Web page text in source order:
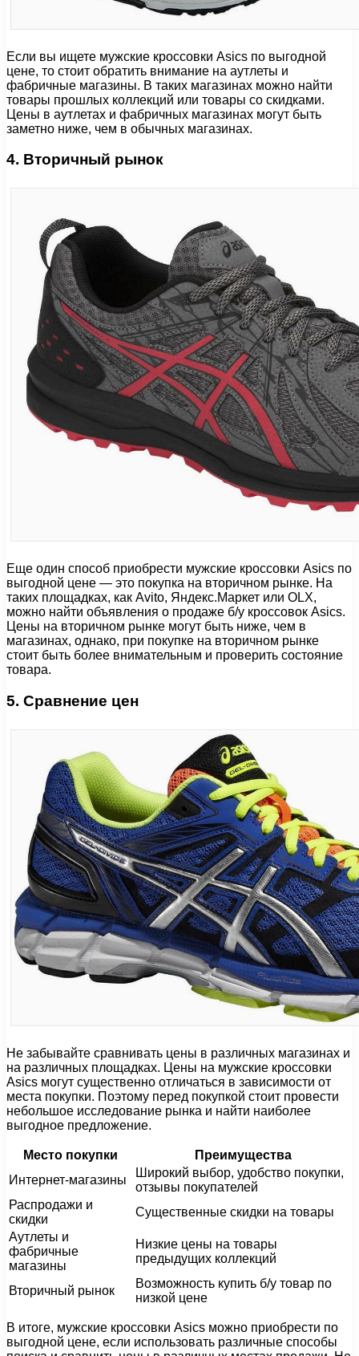
Если вы ищете мужские кроссовки Asics по выгодной
цене, то стоит обратить внимание на аутлеты и
фабричные магазины. В таких магазинах можно найти
товары прошлых коллекций или товары со скидками.
Цены в аутлетах и фабричных магазинах могут быть
заметно ниже, чем в обычных магазинах.
4. Вторичный рынок
Еще один способ приобрести мужские кроссовки Asics по
выгодной цене — это покупка на вторичном рынке. На
таких площадках, как Avito, Яндекс.Маркет или OLX,
можно найти объявления о продаже б/у кроссовок Asics.
Цены на вторичном рынке могут быть ниже, чем в
магазинах, однако, при покупке на вторичном рынке
стоит быть более внимательным и проверить состояние
товара.
5. Сравнение цен
Не забывайте сравнивать цены в различных магазинах и
на различных площадках. Цены на мужские кроссовки
Asics могут существенно отличаться в зависимости от
места покупки. Поэтому перед покупкой стоит провести
небольшое исследование рынка и найти наиболее
выгодное предложение.
Место покупки
Преимущества
Интернет-магазины
Широкий выбор, удобство покупки,
отзывы покупателей
Распродажи и
скидки
Существенные скидки на товары
Аутлеты и
фабричные
магазины
Низкие цены на товары
предыдущих коллекций
Вторичный рынок
Возможность купить б/у товар по
низкой цене
В итоге, мужские кроссовки Asics можно приобрести по
выгодной цене, если использовать различные способы